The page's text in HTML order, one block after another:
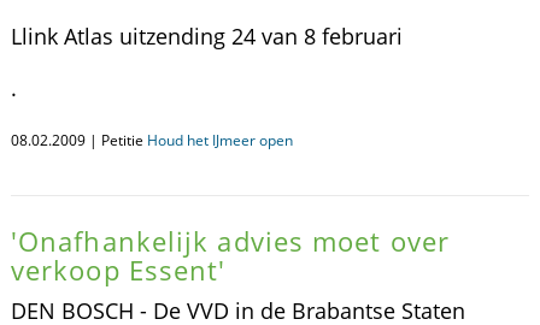
Llink Atlas uitzending 24 van 8 februari
.
08.02.2009 | Petitie Houd het IJmeer open
'Onafhankelijk advies moet over
verkoop Essent'
DEN BOSCH - De VVD in de Brabantse Staten